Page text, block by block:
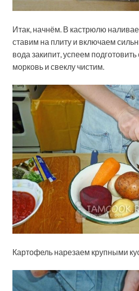
Итак, начнём. В кастрюлю
ставим на плиту и включаем
вода закипит, успеем
морковь и свеклу чистим.
Картофель нарезаем крупными